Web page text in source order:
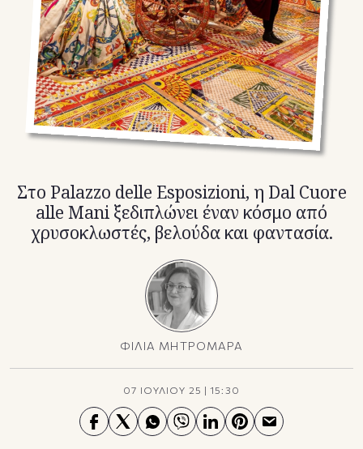
Στο Palazzo delle Esposizioni, η Dal Cuore
alle Mani ξεδιπλώνει έναν κόσμο από
χρυσοκλωστές, βελούδα και φαντασία.
ΦΙΛΙΑ ΜΗΤΡΟΜΑΡΑ
07 ΙΟΥΛΙΟΥ 25 |15:30